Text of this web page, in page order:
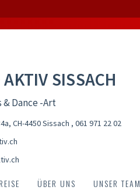
SISSACH
& Dance -Art
CH-4450 Sissach , 061 971 22 02
ÜBER UNS UNSER TEAM